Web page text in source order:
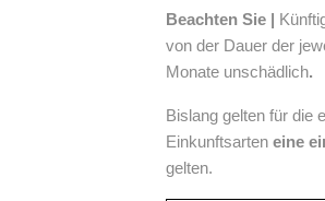
Beachten Sie |
von der Dauer der
Monate unschädlich.
Bislang gelten für die
Einkunftsarten eine
gelten.